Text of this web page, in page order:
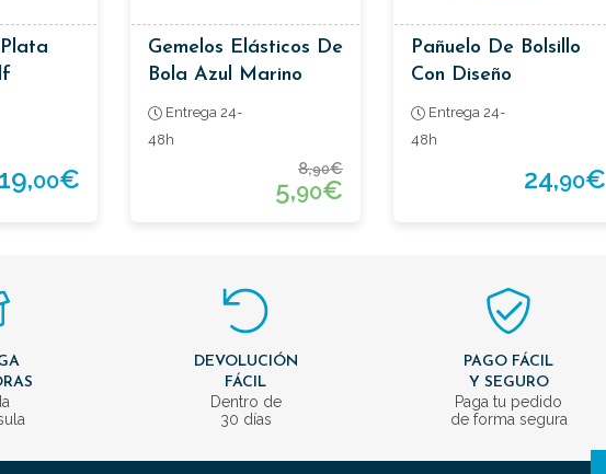
00€
Gemelos Elásticos De
Bola Azul Marino
Entrega 24-
48h
8,90€
5,90€
Pañuelo De Bolsillo
Con Diseño
Geométrico
Entrega 24-
48h
24,90€
DEVOLUCIÓN
FÁCIL
Dentro de
30 días
PAGO FÁCIL
Y SEGURO
Paga tu pedido
de forma segura